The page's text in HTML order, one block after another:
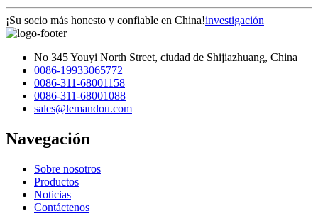
¡Su socio más honesto y confiable en China!investigación
No 345 Youyi North Street, ciudad de Shijiazhuang, China
0086-19933065772
0086-311-68001158
0086-311-68001088
sales@lemandou.com
Navegación
Sobre nosotros
Productos
Noticias
Contáctenos